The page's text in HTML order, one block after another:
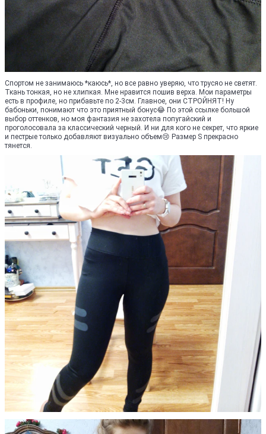
Спортом не занимаюсь *каюсь*, но все равно уверяю, что трусяо не светят.
Ткань тонкая, но не хлипкая. Мне нравится пошив верха. Мои параметры
есть в профиле, но прибавьте по 2-3см. Главное, они СТРОЙНЯТ! Ну
бабоньки, понимают что это приятный бонус😂 По этой ссылке большой
выбор оттенков, но моя фантазия не захотела попугайский и
проголосовала за классический черный. И ни для кого не секрет, что яркие
и пестрые только добавляют визуально объем😢 Размер S прекрасно
тянется.